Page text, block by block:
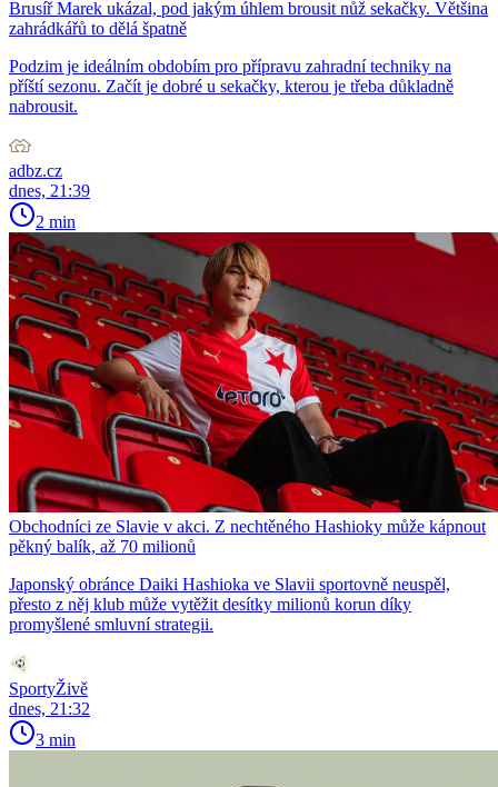
Brusíř Marek ukázal, pod jakým úhlem brousit nůž sekačky. Většina
zahrádkářů to dělá špatně
Podzim je ideálním obdobím pro přípravu zahradní techniky na
příští sezonu. Začít je dobré u sekačky, kterou je třeba důkladně
nabrousit.
adbz.cz
dnes, 21:39
2 min
Obchodníci ze Slavie v akci. Z nechtěného Hashioky může kápnout
pěkný balík, až 70 milionů
Japonský obránce Daiki Hashioka ve Slavii sportovně neuspěl,
přesto z něj klub může vytěžit desítky milionů korun díky
promyšlené smluvní strategii.
SportyŽivě
dnes, 21:32
3 min